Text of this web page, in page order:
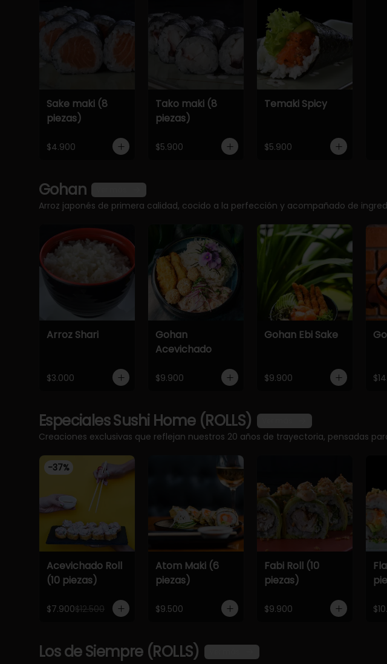
Sake maki (8
piezas)
$4.900
Tako maki (8
piezas)
$5.900
Temaki Spicy
$5.900
Gohan
Arroz japonés de primera calidad, cocido a la perfección y acompañado de
Arroz Shari
$3.000
Gohan
Acevichado
$9.900
Gohan Ebi Sake
$9.900
Especiales Sushi Home (ROLLS)
Creaciones exclusivas que reflejan nuestros 20 años de trayectoria, pensadas
-37%
Acevichado Roll
(10 piezas)
$7.900$12.500
Atom Maki (6
piezas)
$9.500
Fabi Roll (10
piezas)
$9.900
Los de Siempre (ROLLS)